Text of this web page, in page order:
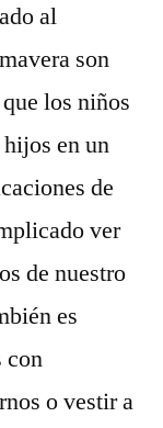
al
son
los niños
en un
de
ver
de nuestro
es
con
o vestir a